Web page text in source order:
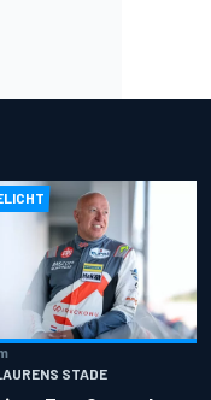
STADE